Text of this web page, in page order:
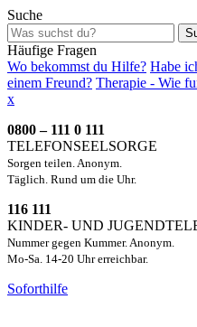
Suche
Häufige Fragen
Wo bekommst du Hilfe? Habe
einem Freund? Therapie - Wie
x
0800 – 111 0 111
TELEFONSEELSORGE
Sorgen teilen. Anonym.
Täglich. Rund um die Uhr.
116 111
KINDER- UND
Nummer gegen Kummer. Anonym.
Mo-Sa. 14-20 Uhr erreichbar.
Soforthilfe